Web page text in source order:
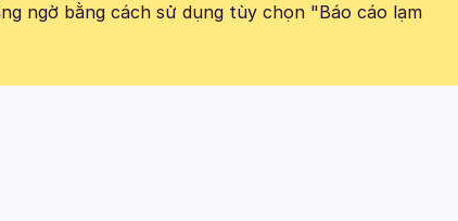
ngờ bằng cách sử dụng tùy chọn "Báo cáo lạm